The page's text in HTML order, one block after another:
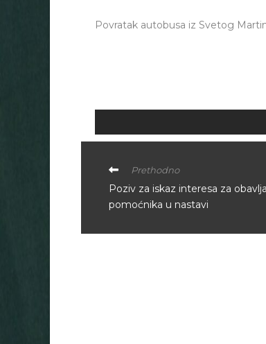
Povratak autobusa iz Svetog
Prethodno
Poziv za iskaz interesa za
pomoćnika u nastavi